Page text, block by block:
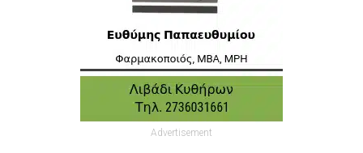
Advertisement